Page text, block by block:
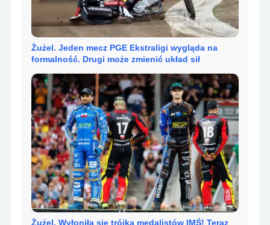
Żużel. Jeden mecz PGE Ekstraligi wygląda na
formalność. Drugi może zmienić układ sił
Żużel. Wyłoniła się trójka medalistów IMŚ! Teraz